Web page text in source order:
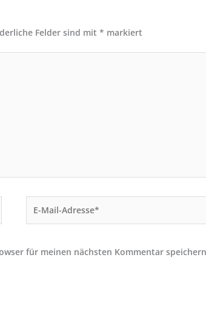
Felder sind mit * markiert
Mail-
für meinen nächsten Kommentar